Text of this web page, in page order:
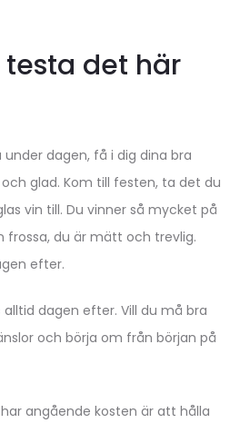
det här
dagen, få i dig dina bra
glad. Kom till festen, ta det du
vin till. Du vinner så mycket på
frossa, du är mätt och trevlig.
efter.
dagen efter. Vill du må bra
och börja om från början på
angående kosten är att hålla